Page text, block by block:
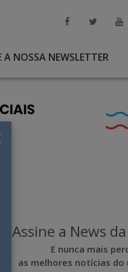
A NOSSA NEWSLETTER
Assine a News
E nunca mais
as melhores notícias do